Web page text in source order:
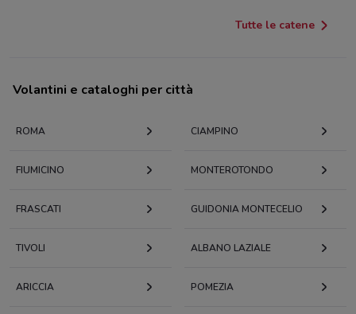
Tutte le catene
Volantini e cataloghi per città
ROMA CIAMPINO
FIUMICINO MONTEROTONDO
FRASCATI GUIDONIA MONTECELIO
TIVOLI ALBANO LAZIALE
ARICCIA POMEZIA